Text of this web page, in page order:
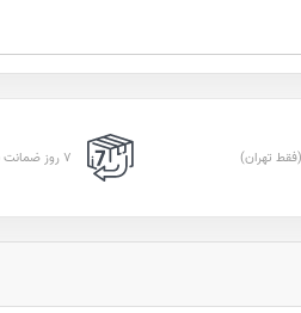
تهران) ۷ روز ضمانت بازگشت